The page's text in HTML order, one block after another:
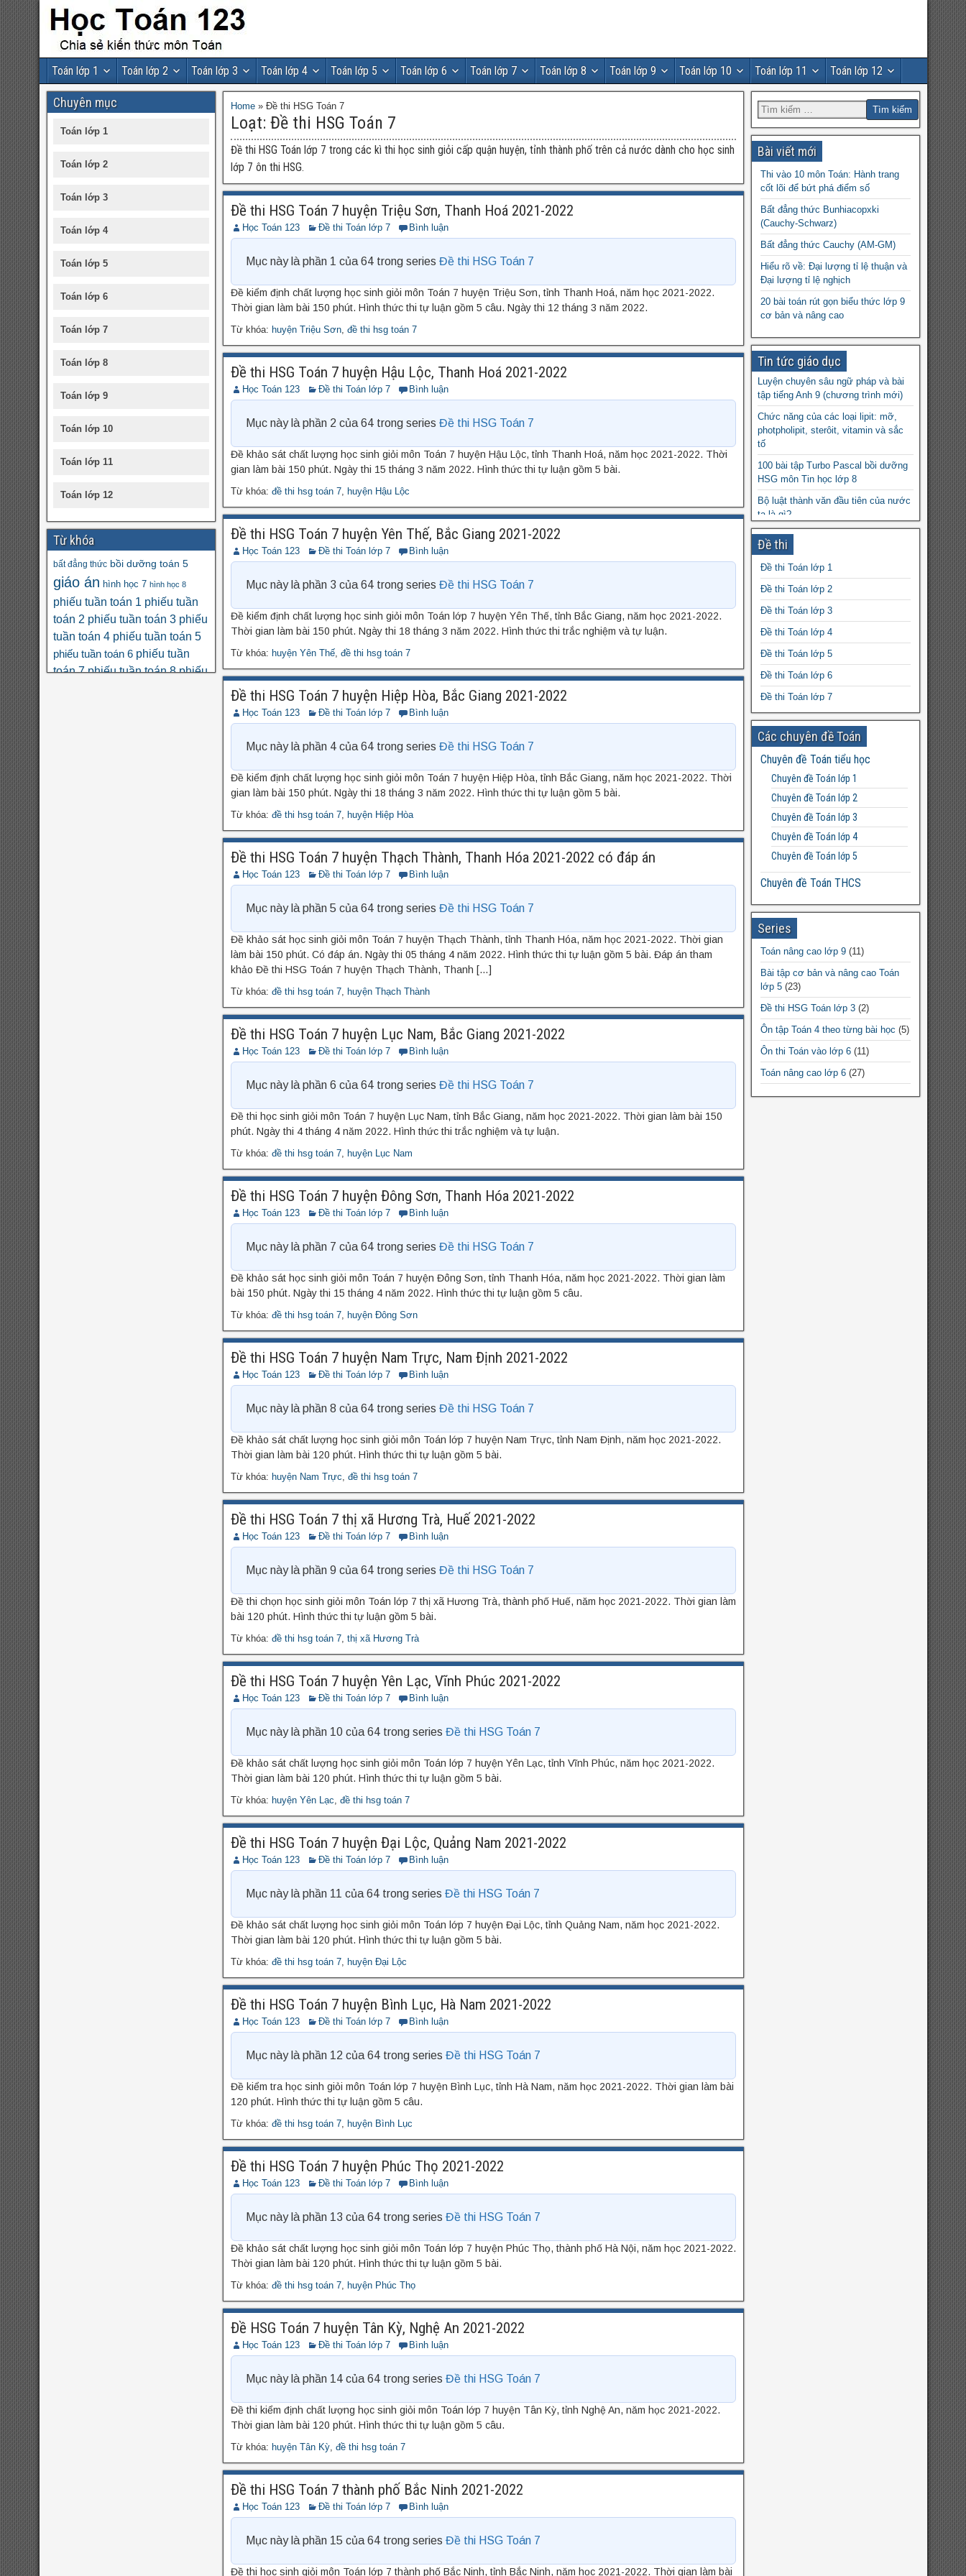
Toán lớp 1 Toán lớp 2 Toán lớp 3 Toán lớp 4 Toán lớp 5 Toán lớp 6 Toán lớp 7 Toán lớp 8 Toán lớp 9 Toán lớp 10 Toán lớp 11 Toán lớp 12
Home» Đề thi HSG Toán 7
Loạt: Đề thi HSG Toán 7
Đề thi HSG Toán lớp 7 trong các kì thi học sinh giỏi cấp quận huyện, tỉnh thành phố trên cả nước dành cho học sinh
lớp 7 ôn thi HSG.
Đề thi HSG Toán 7 huyện Triệu Sơn, Thanh Hoá 2021-2022
Học Toán 123 Đề thi Toán lớp 7 Bình luận
Mục này là phần 1 của 64 trong series Đề thi HSG Toán 7
Đề kiểm định chất lượng học sinh giỏi môn Toán 7 huyện Triệu Sơn, tỉnh Thanh Hoá, năm học 2021-2022.
Thời gian làm bài 150 phút. Hình thức thi tự luận gồm 5 câu. Ngày thi 12 tháng 3 năm 2022.
Từ khóa: huyện Triệu Sơn, đề thi hsg toán 7
Đề thi HSG Toán 7 huyện Hậu Lộc, Thanh Hoá 2021-2022
Học Toán 123 Đề thi Toán lớp 7 Bình luận
Mục này là phần 2 của 64 trong series Đề thi HSG Toán 7
Đề khảo sát chất lượng học sinh giỏi môn Toán 7 huyện Hậu Lộc, tỉnh Thanh Hoá, năm học 2021-2022. Thời
gian làm bài 150 phút. Ngày thi 15 tháng 3 năm 2022. Hình thức thi tự luận gồm 5 bài.
Từ khóa: đề thi hsg toán 7, huyện Hậu Lộc
Đề thi HSG Toán 7 huyện Yên Thế, Bắc Giang 2021-2022
Học Toán 123 Đề thi Toán lớp 7 Bình luận
Mục này là phần 3 của 64 trong series Đề thi HSG Toán 7
Đề kiểm định chất lượng học sinh giỏi môn Toán lớp 7 huyện Yên Thế, tỉnh Bắc Giang, năm học 2021-2022.
Thời gian làm bài 150 phút. Ngày thi 18 tháng 3 năm 2022. Hình thức thi trắc nghiệm và tự luận.
Từ khóa: huyện Yên Thế, đề thi hsg toán 7
Đề thi HSG Toán 7 huyện Hiệp Hòa, Bắc Giang 2021-2022
Học Toán 123 Đề thi Toán lớp 7 Bình luận
Mục này là phần 4 của 64 trong series Đề thi HSG Toán 7
Đề kiểm định chất lượng học sinh giỏi môn Toán 7 huyện Hiệp Hòa, tỉnh Bắc Giang, năm học 2021-2022. Thời
gian làm bài 150 phút. Ngày thi 18 tháng 3 năm 2022. Hình thức thi tự luận gồm 5 bài.
Từ khóa: đề thi hsg toán 7, huyện Hiệp Hòa
Đề thi HSG Toán 7 huyện Thạch Thành, Thanh Hóa 2021-2022 có đáp án
Học Toán 123 Đề thi Toán lớp 7 Bình luận
Mục này là phần 5 của 64 trong series Đề thi HSG Toán 7
Đề khảo sát học sinh giỏi môn Toán 7 huyện Thạch Thành, tỉnh Thanh Hóa, năm học 2021-2022. Thời gian
làm bài 150 phút. Có đáp án. Ngày thi 05 tháng 4 năm 2022. Hình thức thi tự luận gồm 5 bài. Đáp án tham
khảo Đề thi HSG Toán 7 huyện Thạch Thành, Thanh […]
Từ khóa: đề thi hsg toán 7, huyện Thạch Thành
Đề thi HSG Toán 7 huyện Lục Nam, Bắc Giang 2021-2022
Học Toán 123 Đề thi Toán lớp 7 Bình luận
Mục này là phần 6 của 64 trong series Đề thi HSG Toán 7
Đề thi học sinh giỏi môn Toán 7 huyện Lục Nam, tỉnh Bắc Giang, năm học 2021-2022. Thời gian làm bài 150
phút. Ngày thi 4 tháng 4 năm 2022. Hình thức thi trắc nghiệm và tự luận.
Từ khóa: đề thi hsg toán 7, huyện Lục Nam
Đề thi HSG Toán 7 huyện Đông Sơn, Thanh Hóa 2021-2022
Học Toán 123 Đề thi Toán lớp 7 Bình luận
Mục này là phần 7 của 64 trong series Đề thi HSG Toán 7
Đề khảo sát học sinh giỏi môn Toán 7 huyện Đông Sơn, tỉnh Thanh Hóa, năm học 2021-2022. Thời gian làm
bài 150 phút. Ngày thi 15 tháng 4 năm 2022. Hình thức thi tự luận gồm 5 câu.
Từ khóa: đề thi hsg toán 7, huyện Đông Sơn
Đề thi HSG Toán 7 huyện Nam Trực, Nam Định 2021-2022
Học Toán 123 Đề thi Toán lớp 7 Bình luận
Mục này là phần 8 của 64 trong series Đề thi HSG Toán 7
Đề khảo sát chất lượng học sinh giỏi môn Toán lớp 7 huyện Nam Trực, tỉnh Nam Định, năm học 2021-2022.
Thời gian làm bài 120 phút. Hình thức thi tự luận gồm 5 bài.
Từ khóa: huyện Nam Trực, đề thi hsg toán 7
Đề thi HSG Toán 7 thị xã Hương Trà, Huế 2021-2022
Học Toán 123 Đề thi Toán lớp 7 Bình luận
Mục này là phần 9 của 64 trong series Đề thi HSG Toán 7
Đề thi chọn học sinh giỏi môn Toán lớp 7 thị xã Hương Trà, thành phố Huế, năm học 2021-2022. Thời gian làm
bài 120 phút. Hình thức thi tự luận gồm 5 bài.
Từ khóa: đề thi hsg toán 7, thị xã Hương Trà
Đề thi HSG Toán 7 huyện Yên Lạc, Vĩnh Phúc 2021-2022
Học Toán 123 Đề thi Toán lớp 7 Bình luận
Mục này là phần 10 của 64 trong series Đề thi HSG Toán 7
Đề khảo sát chất lượng học sinh giỏi môn Toán lớp 7 huyện Yên Lạc, tỉnh Vĩnh Phúc, năm học 2021-2022.
Thời gian làm bài 120 phút. Hình thức thi tự luận gồm 5 bài.
Từ khóa: huyện Yên Lạc, đề thi hsg toán 7
Đề thi HSG Toán 7 huyện Đại Lộc, Quảng Nam 2021-2022
Học Toán 123 Đề thi Toán lớp 7 Bình luận
Mục này là phần 11 của 64 trong series Đề thi HSG Toán 7
Đề khảo sát chất lượng học sinh giỏi môn Toán lớp 7 huyện Đại Lộc, tỉnh Quảng Nam, năm học 2021-2022.
Thời gian làm bài 120 phút. Hình thức thi tự luận gồm 5 bài.
Từ khóa: đề thi hsg toán 7, huyện Đại Lộc
Đề thi HSG Toán 7 huyện Bình Lục, Hà Nam 2021-2022
Học Toán 123 Đề thi Toán lớp 7 Bình luận
Mục này là phần 12 của 64 trong series Đề thi HSG Toán 7
Đề kiểm tra học sinh giỏi môn Toán lớp 7 huyện Bình Lục, tỉnh Hà Nam, năm học 2021-2022. Thời gian làm bài
120 phút. Hình thức thi tự luận gồm 5 câu.
Từ khóa: đề thi hsg toán 7, huyện Bình Lục
Đề thi HSG Toán 7 huyện Phúc Thọ 2021-2022
Học Toán 123 Đề thi Toán lớp 7 Bình luận
Mục này là phần 13 của 64 trong series Đề thi HSG Toán 7
Đề khảo sát chất lượng học sinh giỏi môn Toán lớp 7 huyện Phúc Thọ, thành phố Hà Nội, năm học 2021-2022.
Thời gian làm bài 120 phút. Hình thức thi tự luận gồm 5 bài.
Từ khóa: đề thi hsg toán 7, huyện Phúc Thọ
Đề HSG Toán 7 huyện Tân Kỳ, Nghệ An 2021-2022
Học Toán 123 Đề thi Toán lớp 7 Bình luận
Mục này là phần 14 của 64 trong series Đề thi HSG Toán 7
Đề thi kiểm định chất lượng học sinh giỏi môn Toán lớp 7 huyện Tân Kỳ, tỉnh Nghệ An, năm học 2021-2022.
Thời gian làm bài 120 phút. Hình thức thi tự luận gồm 5 câu.
Từ khóa: huyện Tân Kỳ, đề thi hsg toán 7
Đề thi HSG Toán 7 thành phố Bắc Ninh 2021-2022
Học Toán 123 Đề thi Toán lớp 7 Bình luận
Mục này là phần 15 của 64 trong series Đề thi HSG Toán 7
Đề thi học sinh giỏi môn Toán lớp 7 thành phố Bắc Ninh, tỉnh Bắc Ninh, năm học 2021-2022. Thời gian làm bài
Chuyên mục
Toán lớp 1
Toán lớp 2
Toán lớp 3
Toán lớp 4
Toán lớp 5
Toán lớp 6
Toán lớp 7
Toán lớp 8
Toán lớp 9
Toán lớp 10
Toán lớp 11
Toán lớp 12
Từ khóa
bất đẳng thức bồi dưỡng toán 5
giáo án hình học 7 hình học 8
phiếu tuần toán 1 phiếu tuần
toán 2 phiếu tuần toán 3 phiếu
tuần toán 4 phiếu tuần toán 5
phiếu tuần toán 6 phiếu tuần
toán 7 phiếu tuần toán 8 phiếu
Bài viết mới
Thi vào 10 môn Toán: Hành trang
cốt lõi để bứt phá điểm số
Bất đẳng thức Bunhiacopxki
(Cauchy-Schwarz)
Bất đẳng thức Cauchy (AM-GM)
Hiểu rõ về: Đại lượng tỉ lệ thuận và
Đại lượng tỉ lệ nghịch
20 bài toán rút gọn biểu thức lớp 9
cơ bản và nâng cao
Tin tức giáo dục
Luyện chuyên sâu ngữ pháp và bài
tập tiếng Anh 9 (chương trình mới)
Chức năng của các loại lipit: mỡ,
photpholipit, sterôit, vitamin và sắc
tố
100 bài tập Turbo Pascal bồi dưỡng
HSG môn Tin học lớp 8
Bộ luật thành văn đầu tiên của nước
ta là gì?
Đề cương ôn tập học kì 1 môn Vật
Lý lớp 6
Nghị luận xã hội về kỹ năng giao tiếp
Giáo án Sinh học 6 powerpoint
Dump là gì?
19 chuyên đề ngữ pháp luyện thi
tiếng Anh vào 10 file word
Bài tập bổ trợ tiếng Anh 3 – cô Trang
Đề thi
Đề thi Toán lớp 1
Đề thi Toán lớp 2
Đề thi Toán lớp 3
Đề thi Toán lớp 4
Đề thi Toán lớp 5
Đề thi Toán lớp 6
Đề thi Toán lớp 7
Đề thi Toán lớp 8
Đề thi Toán lớp 9
Đề thi Toán lớp 10
Đề thi Toán lớp 11
Đề thi Toán lớp 12
Các chuyên đề Toán
Chuyên đề Toán tiểu học
Chuyên đề Toán lớp 1
Chuyên đề Toán lớp 2
Chuyên đề Toán lớp 3
Chuyên đề Toán lớp 4
Chuyên đề Toán lớp 5
Chuyên đề Toán THCS
Bất đẳng thức THCS
Chuyên đề Toán lớp 6
Chuyên đề Toán lớp 7
Chuyên đề Toán lớp 8
Chuyên đề Toán lớp 9
Chuyên đề Toán THPT
Chuyên đề Toán lớp 10
Chuyên đề Toán lớp 11
Chuyên đề Toán lớp 12
Series
Toán nâng cao lớp 9(11)
Bài tập cơ bản và nâng cao Toán
lớp 5(23)
Đề thi HSG Toán lớp 3(2)
Ôn tập Toán 4 theo từng bài học (5)
Ôn thi Toán vào lớp 6(11)
Toán nâng cao lớp 6(27)
Đề thi HSG Toán 12(10)